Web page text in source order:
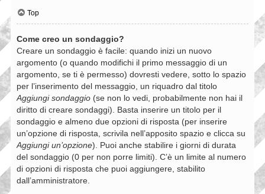
Top
Come creo un sondaggio?
Creare un sondaggio è facile: quando inizi un nuovo
argomento (o quando modifichi il primo messaggio di un
argomento, se ti è permesso) dovresti vedere, sotto lo spazio
per l’inserimento del messaggio, un riquadro dal titolo
Aggiungi sondaggio (se non lo vedi, probabilmente non hai il
diritto di creare sondaggi). Basta inserire un titolo per il
sondaggio e almeno due opzioni di risposta (per inserire
un’opzione di risposta, scrivila nell’apposito spazio e clicca su
Aggiungi un’opzione). Puoi anche stabilire i giorni di durata
del sondaggio (0 per non porre limiti). C’è un limite al numero
di opzioni di risposta che puoi aggiungere, stabilito
dall’amministratore.